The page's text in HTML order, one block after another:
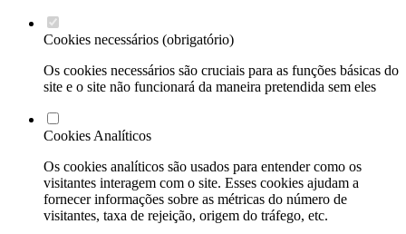
Cookies necessários (obrigatório)
Os cookies necessários são cruciais para as funções básicas do
site e o site não funcionará da maneira pretendida sem eles
Cookies Analíticos
Os cookies analíticos são usados para entender como os
visitantes interagem com o site. Esses cookies ajudam a
fornecer informações sobre as métricas do número de
visitantes, taxa de rejeição, origem do tráfego, etc.